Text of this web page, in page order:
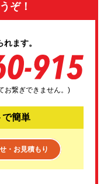
ぞ！
ます。
お繋ぎできません。)
で簡単
・お見積もり